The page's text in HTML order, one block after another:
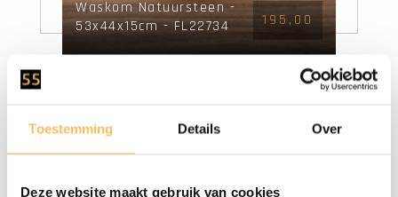
Toestemming Details Over
Deze website maakt gebruik van cookies
Waskom Natuursteen -
53x44x15cm - FL22734
195,00